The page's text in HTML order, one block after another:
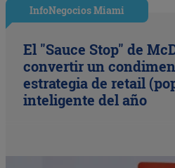
InfoNegocios Miami
El "Sauce Stop" de
convertir un
estrategia de retail
inteligente del año